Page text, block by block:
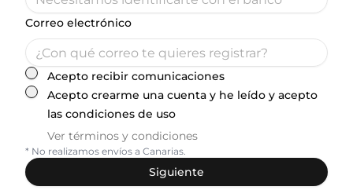
Correo electrónico
Acepto recibir comunicaciones
Acepto crearme una cuenta y he leído y acepto
las condiciones de uso
Ver términos y condiciones
* No realizamos envíos a Canarias.
Siguiente